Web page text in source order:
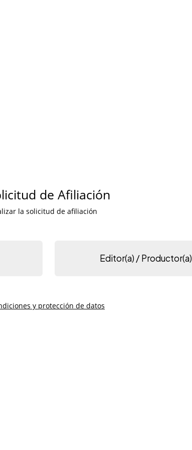
de Afiliación
la solicitud de afiliación
Editor(a) / Productor(a)
y protección de datos